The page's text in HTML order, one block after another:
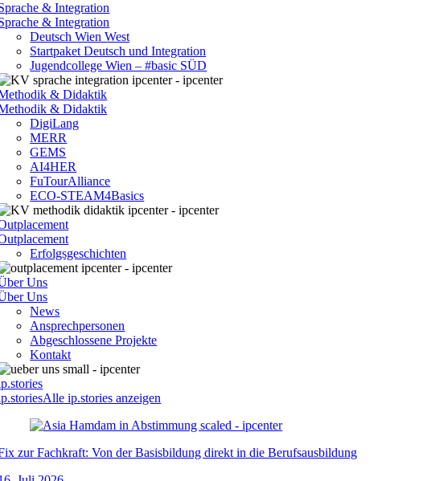
& Integration
& Integration
Deutsch Wien West
Startpaket Deutsch und Integration
Jugendcollege Wien – #basic SÜD
& Didaktik
& Didaktik
DigiLang
MERR
GEMS
AI4HER
FuTourAlliance
ECO-STEAM4Basics
Erfolgsgeschichten
Uns
Uns
News
Ansprechpersonen
Abgeschlossene Projekte
Kontakt
Alle ip.stories anzeigen
zur Fachkraft: Von der Basisbildung direkt in die Berufsausbildung